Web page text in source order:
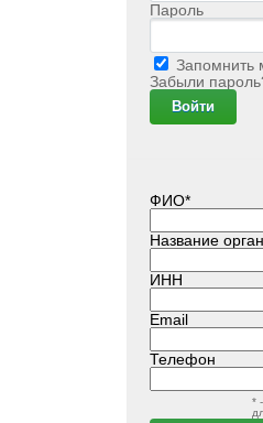
Пароль
Запомнить
Забыли
ФИО*
Название
ИНН
Email
Телефон
*